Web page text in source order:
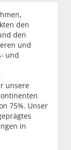
den
den
und
und
unsere
75%. Unser
in